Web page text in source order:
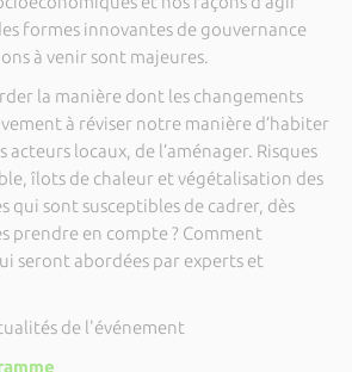
formes innovantes de gouvernance
à venir sont majeures.
la manière dont les changements
à réviser notre manière d’habiter
locaux, de l’aménager. Risques
îlots de chaleur et végétalisation des
sont susceptibles de cadrer, dès
prendre en compte ? Comment
seront abordées par experts et
de l'événement